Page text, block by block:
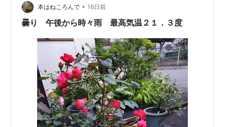
ラーメン屋さんの前に＜期間限定の冷たいラーメン＞の
文字を目にして👀ちょう…
本はねころんで • 16日前
曇り 午後から時々雨 最高気温２１．３度